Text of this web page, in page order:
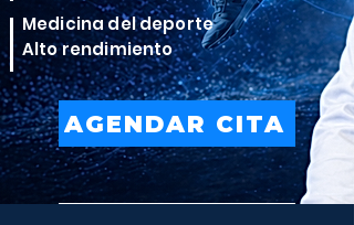
Medicina del deporte
Alto rendimiento
AGENDAR CITA